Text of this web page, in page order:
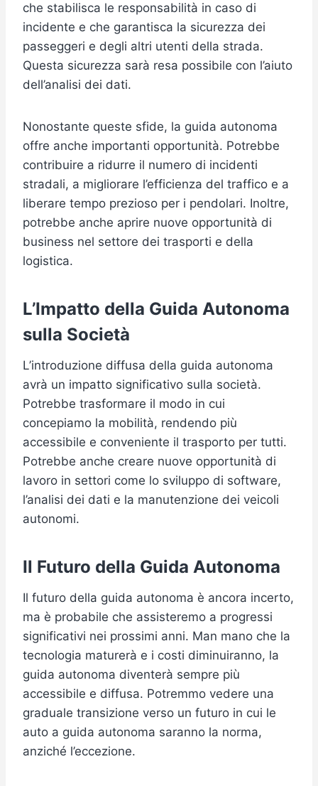
che stabilisca le responsabilità in caso di
incidente e che garantisca la sicurezza dei
passeggeri e degli altri utenti della strada.
Questa sicurezza sarà resa possibile con l’aiuto
dell’analisi dei dati.
Nonostante queste sfide, la guida autonoma
offre anche importanti opportunità. Potrebbe
contribuire a ridurre il numero di incidenti
stradali, a migliorare l’efficienza del traffico e a
liberare tempo prezioso per i pendolari. Inoltre,
potrebbe anche aprire nuove opportunità di
business nel settore dei trasporti e della
logistica.
L’Impatto della Guida Autonoma
sulla Società
L’introduzione diffusa della guida autonoma
avrà un impatto significativo sulla società.
Potrebbe trasformare il modo in cui
concepiamo la mobilità, rendendo più
accessibile e conveniente il trasporto per tutti.
Potrebbe anche creare nuove opportunità di
lavoro in settori come lo sviluppo di software,
l’analisi dei dati e la manutenzione dei veicoli
autonomi.
Il Futuro della Guida Autonoma
Il futuro della guida autonoma è ancora incerto,
ma è probabile che assisteremo a progressi
significativi nei prossimi anni. Man mano che la
tecnologia maturerà e i costi diminuiranno, la
guida autonoma diventerà sempre più
accessibile e diffusa. Potremmo vedere una
graduale transizione verso un futuro in cui le
auto a guida autonoma saranno la norma,
anziché l’eccezione.